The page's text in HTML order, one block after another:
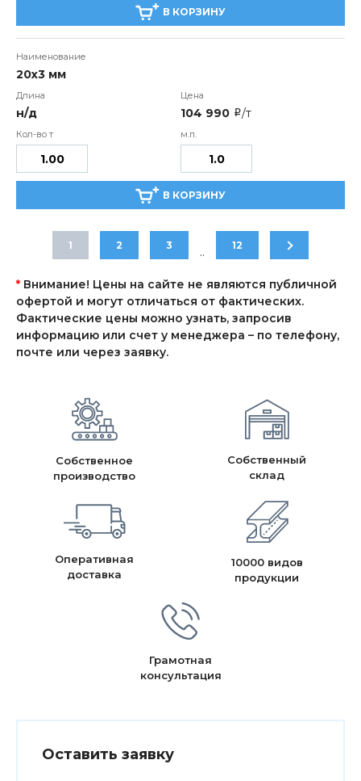
В КОРЗИНУ
20х3 мм
н/д 104 990 i/т
В КОРЗИНУ
1 2 3 .. 12
* Внимание! Цены на сайте не являются публичной
офертой и могут отличаться от фактических.
Фактические цены можно узнать, запросив
информацию или счет у менеджера – по телефону,
почте или через заявку.
Собственное
производство
Собственный
склад
Оперативная
доставка
10000 видов
продукции
Грамотная
консультация
Оставить заявку